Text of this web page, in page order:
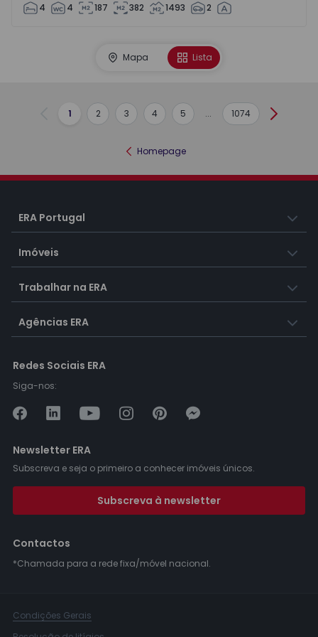
4 4 187 382 1493 2
Mapa Lista
Anterior
1 2 3 4 5 ... 1074
Homepage
ERA Portugal
Imóveis
Trabalhar na ERA
Agências ERA
Redes Sociais ERA
Siga-nos:
Newsletter ERA
Subscreva e seja o primeiro a conhecer imóveis únicos.
Subscreva à newsletter
Contactos
*Chamada para a rede fixa/móvel nacional.
Condições Gerais